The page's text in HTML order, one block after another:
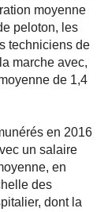
moyenne
peloton, les
techniciens de
marche avec,
de 1,4
en 2016
un salaire
en
des
dont la